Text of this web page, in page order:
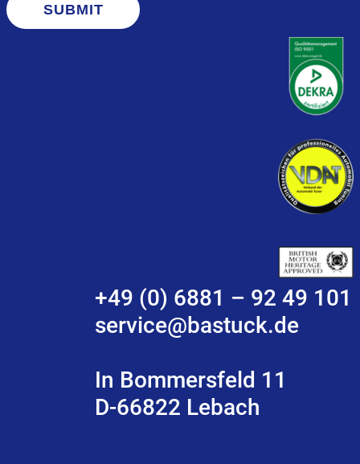
SUBMIT
+49 (0) 6881 – 92 49 101
service@bastuck.de
In Bommersfeld 11
D-66822 Lebach